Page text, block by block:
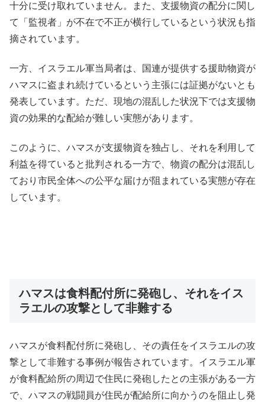
十分に受け取れていません。また、支援物資の配分に関し
て「監視者」が不在で不正が横行しているという状況も指
摘されています。​
一方、イスラエル軍当局者は、国連が提供する援助物資が
ハマスに盗まれ続けているという主張には証拠がないとも
発表しています。ただ、現地の混乱した状況下では支援物
資の効果的な配給が難しい実態があります。​
このように、ハマスが支援物資を独占し、それを利用して
利益を得ていると批判される一方で、物資の配分は混乱し
ており市民全体への公平な届けが阻まれている実態が存在
しています。
ハマスは食料配付所に発砲し、それをイス
ラエルの攻撃として非難する
ハマスが食料配付所に発砲し、その責任をイスラエルの攻
撃として非難する事例が報告されています。イスラエル軍
が食料配給所の周辺で住民に発砲したとの主張がある一方
で、ハマスの戦闘員が住民が配給所に向かうのを阻止し発